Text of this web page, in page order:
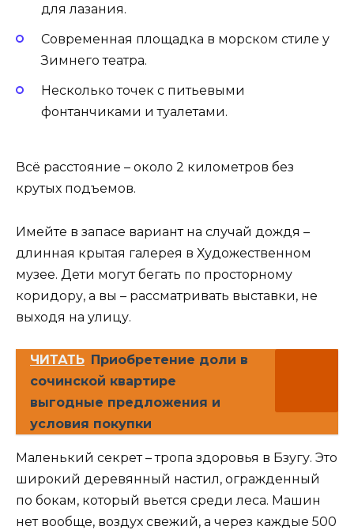
для лазания.
Современная площадка в морском стиле у
Зимнего театра.
Несколько точек с питьевыми
фонтанчиками и туалетами.
Всё расстояние – около 2 километров без
крутых подъемов.
Имейте в запасе вариант на случай дождя –
длинная крытая галерея в Художественном
музее. Дети могут бегать по просторному
коридору, а вы – рассматривать выставки, не
выходя на улицу.
ЧИТАТЬ Приобретение доли в
сочинской квартире
выгодные предложения и
условия покупки
Маленький секрет – тропа здоровья в Бзугу. Это
широкий деревянный настил, огражденный
по бокам, который вьется среди леса. Машин
нет вообще, воздух свежий, а через каждые 500